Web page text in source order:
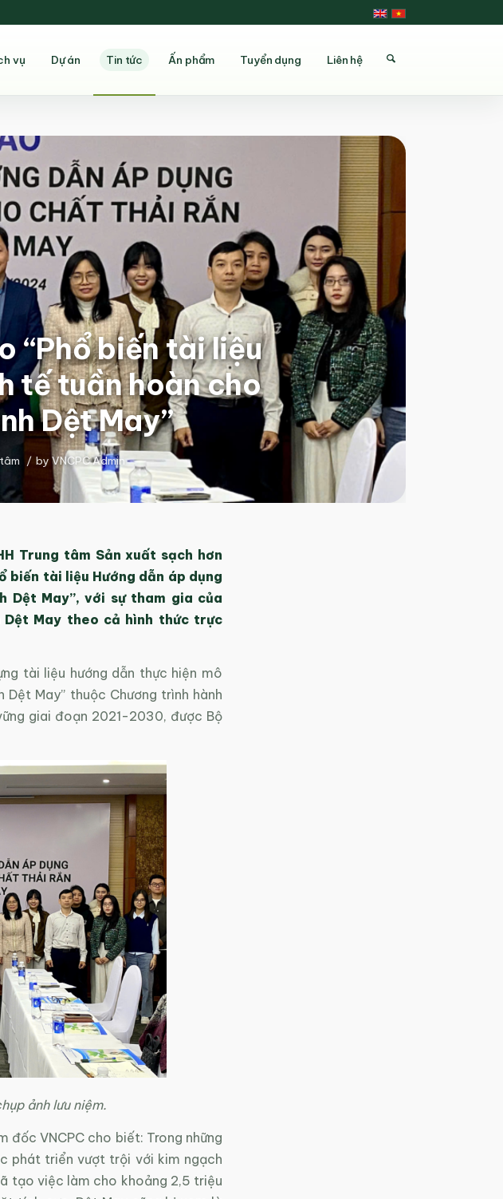
vụ Dự án Tin tức Ấn phẩm Tuyển dụng Liên hệ
“Phổ biến tài liệu
tế tuần hoàn cho
Dệt May”
/ byVNCPC Admin
Trung tâm Sản xuất sạch hơn
biến tài liệu Hướng dẫn áp dụng
Dệt May”, với sự tham gia của
Dệt May theo cả hình thức trực
tài liệu hướng dẫn thực hiện mô
May” thuộc Chương trình hành
giai đoạn 2021-2030, được Bộ
ảnh lưu niệm.
đốc VNCPC cho biết: Trong những
phát triển vượt trội với kim ngạch
tạo việc làm cho khoảng 2,5 triệu